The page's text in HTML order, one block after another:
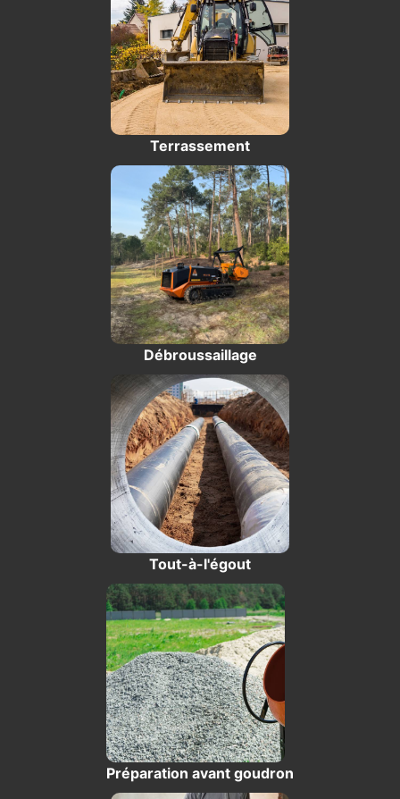
Terrassement
Débroussaillage
Tout-à-l'égout
Préparation avant goudron